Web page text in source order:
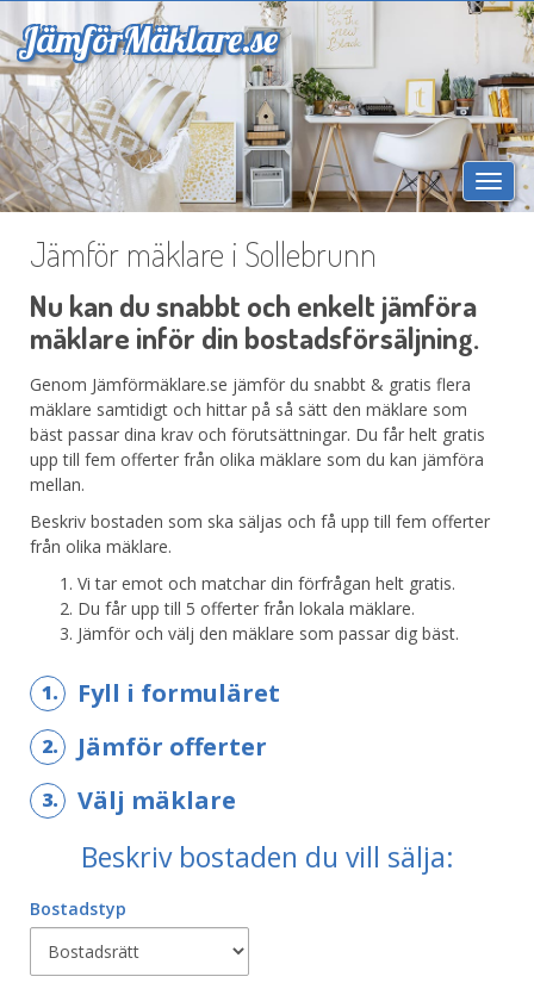
JämförMäklare.se
Jämför mäklare i Sollebrunn
Nu kan du snabbt och enkelt jämföra
mäklare inför din bostadsförsäljning.
Genom Jämförmäklare.se jämför du snabbt & gratis flera
mäklare samtidigt och hittar på så sätt den mäklare som
bäst passar dina krav och förutsättningar. Du får helt gratis
upp till fem offerter från olika mäklare som du kan jämföra
mellan.
Beskriv bostaden som ska säljas och få upp till fem offerter
från olika mäklare.
Vi tar emot och matchar din förfrågan helt gratis.
Du får upp till 5 offerter från lokala mäklare.
Jämför och välj den mäklare som passar dig bäst.
1. Fyll i formuläret
2. Jämför offerter
3. Välj mäklare
Beskriv bostaden du vill sälja:
Bostadstyp